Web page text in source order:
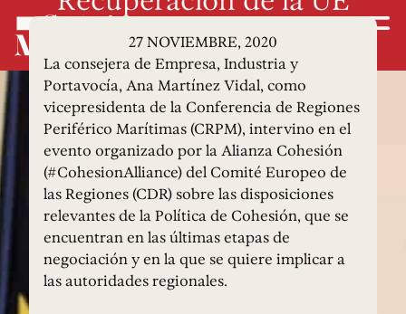
27 NOVIEMBRE, 2020
La consejera de Empresa, Industria y
Portavocía, Ana Martínez Vidal, como
vicepresidenta de la Conferencia de Regiones
Periférico Marítimas (CRPM), intervino en el
evento organizado por la Alianza Cohesión
(#CohesionAlliance) del Comité Europeo de
las Regiones (CDR) sobre las disposiciones
relevantes de la Política de Cohesión, que se
encuentran en las últimas etapas de
negociación y en la que se quiere implicar a
las autoridades regionales.